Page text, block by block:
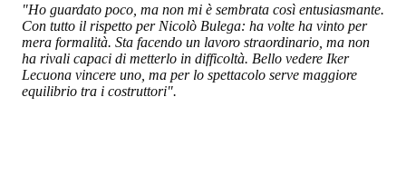
"Ho guardato poco, ma non mi è sembrata così entusiasmante.
Con tutto il rispetto per Nicolò Bulega: ha volte ha vinto per
mera formalità. Sta facendo un lavoro straordinario, ma non
ha rivali capaci di metterlo in difficoltà. Bello vedere Iker
Lecuona vincere uno, ma per lo spettacolo serve maggiore
equilibrio tra i costruttori".